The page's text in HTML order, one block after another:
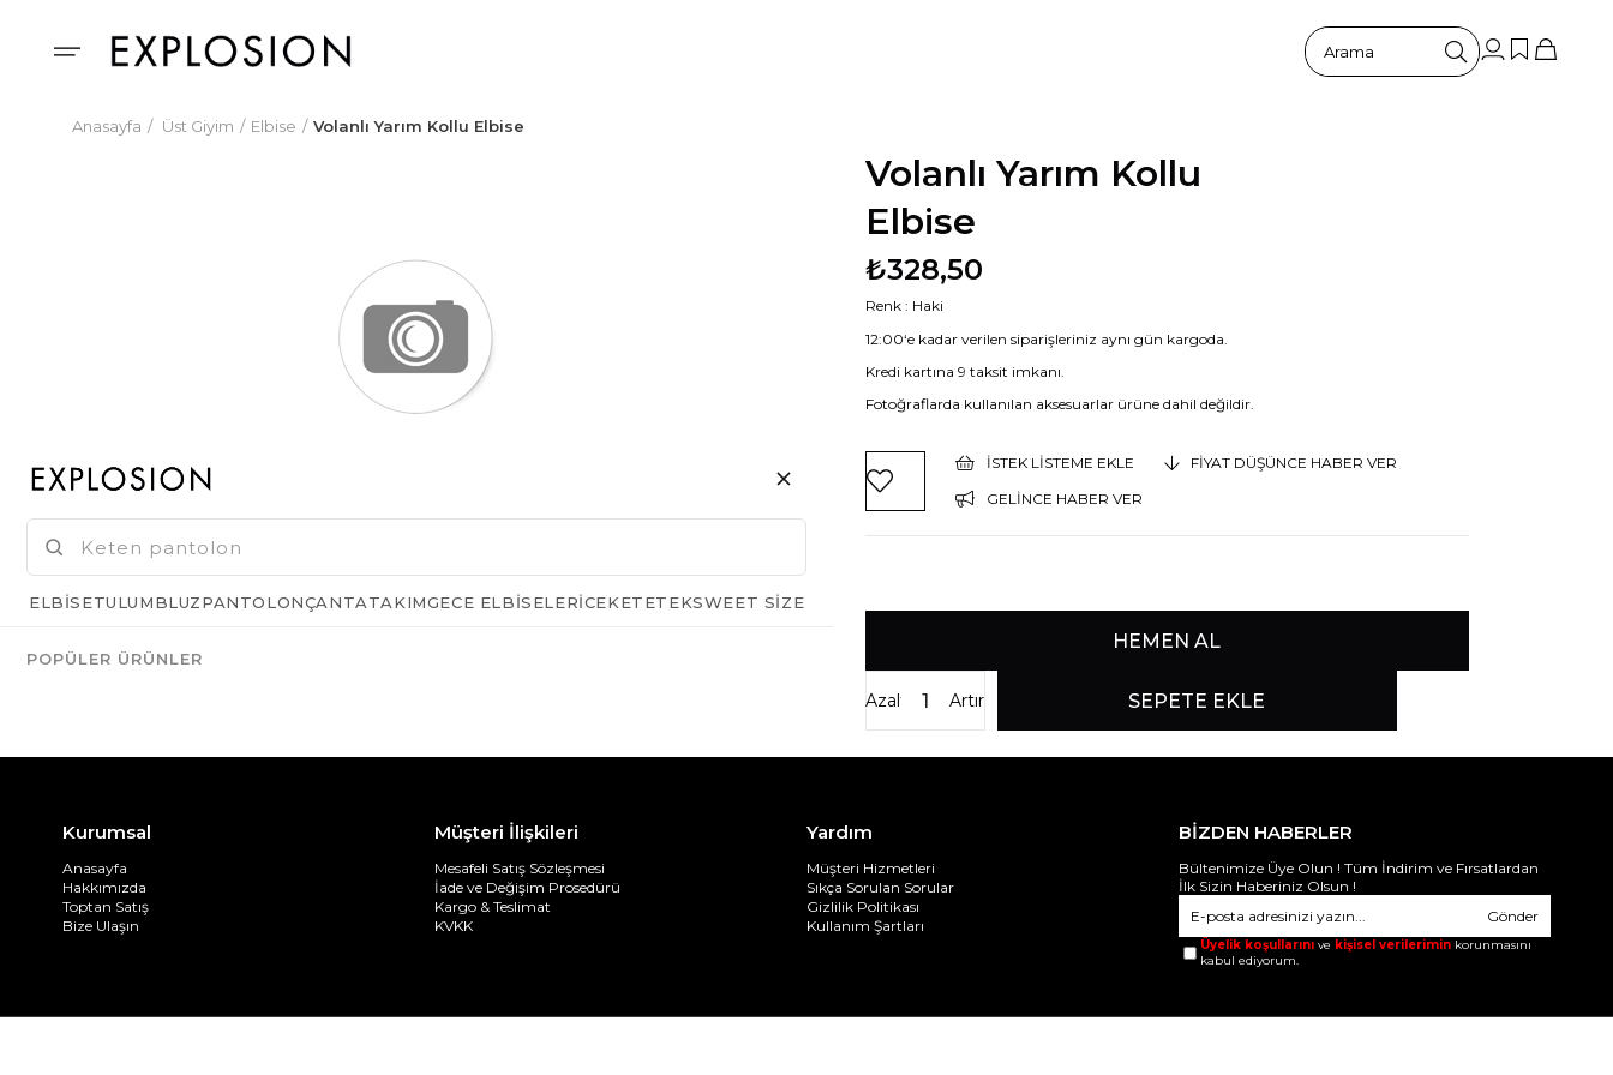
Anasayfa Üst Giyim Elbise Volanlı Yarım Kollu Elbise
Volanlı Yarım Kollu
Elbise
₺328,50
Renk : Haki
12:00‘e kadar verilen siparişleriniz aynı gün kargoda.
Kredi kartına 9 taksit imkanı.
Fotoğraflarda kullanılan aksesuarlar ürüne dahil değildir.
İSTEK LISTEME EKLE
FIYAT DÜŞÜNCE HABER VER
GELINCE HABER VER
Artır
Azalt
Kurumsal
Anasayfa
Hakkımızda
Toptan Satış
Bize Ulaşın
Müşteri İlişkileri
Mesafeli Satış Sözleşmesi
İade ve Değişim Prosedürü
Kargo & Teslimat
KVKK
Yardım
Müşteri Hizmetleri
Sıkça Sorulan Sorular
Gizlilik Politikası
Kullanım Şartları
BİZDEN HABERLER
Bültenimize Üye Olun ! Tüm İndirim ve Fırsatlardan
İlk Sizin Haberiniz Olsun !
Gönder
Üyelik koşullarınıve kişisel verileriminkorunmasını
kabul ediyorum.
ELBISETULUMBLUZPANTOLONÇANTATAKIMGECE ELBISELERICEKETETEKSWEET SIZE
POPÜLER ÜRÜNLER